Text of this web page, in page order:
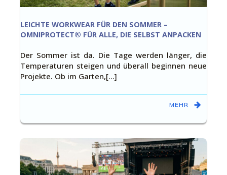
LEICHTE WORKWEAR FÜR DEN SOMMER –
OMNIPROTECT® FÜR ALLE, DIE SELBST ANPACKEN
Der Sommer ist da. Die Tage werden länger, die
Temperaturen steigen und überall beginnen neue
Projekte. Ob im Garten,[…]
MEHR